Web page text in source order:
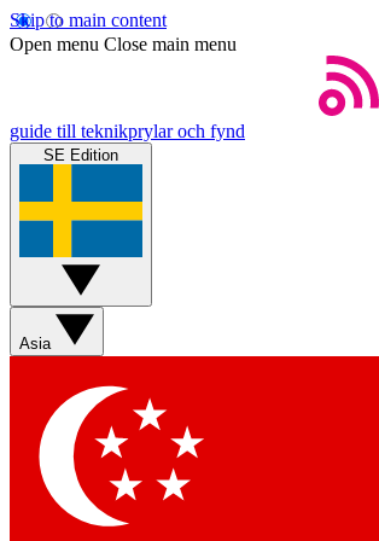
Skip to main content
Open menu Close main menu
guide till teknikprylar och fynd
SE Edition
Asia